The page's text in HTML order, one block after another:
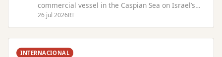
commercial vessel in the Caspian Sea on Israel’s
behalf Read Full Article at RT.com
26 jul 2026RT
INTERNACIONAL